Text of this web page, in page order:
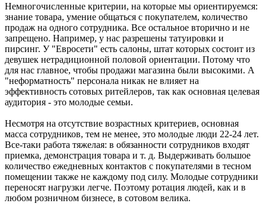
Немногочисленные критерии, на которые мы ориентируемся:
знание товара, умение общаться с покупателем, количество
продаж на одного сотрудника. Все остальное вторично и не
запрещено. Например, у нас разрешены татуировки и
пирсинг. У "Евросети" есть салоны, штат которых состоит из
девушек нетрадиционной половой ориентации. Потому что
для нас главное, чтобы продажи магазина были высокими. А
"неформатность" персонала никак не влияет на
эффективность сотовых ритейлеров, так как основная целевая
аудитория - это молодые семьи.
Несмотря на отсутствие возрастных критериев, основная
масса сотрудников, тем не менее, это молодые люди 22-24 лет.
Все-таки работа тяжелая: в обязанности сотрудников входят
приемка, демонстрация товара и т. д. Выдерживать большое
количество ежедневных контактов с покупателями в тесном
помещении также не каждому под силу. Молодые сотрудники
переносят нагрузки легче. Поэтому ротация людей, как и в
любом розничном бизнесе, в сотовом велика.